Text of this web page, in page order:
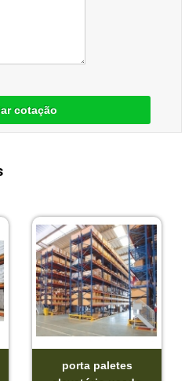
cotação
porta paletes